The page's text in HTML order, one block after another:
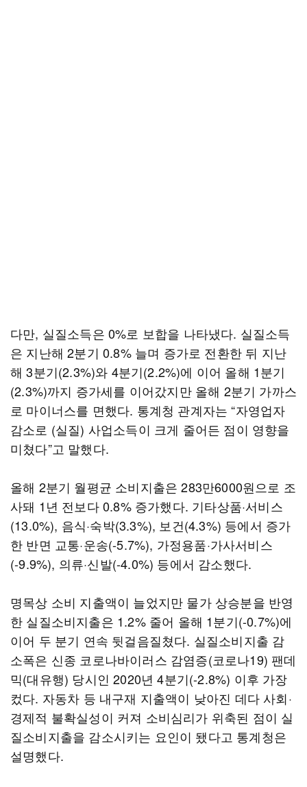
다만, 실질소득은 0%로 보합을 나타냈다. 실질소득
은 지난해 2분기 0.8% 늘며 증가로 전환한 뒤 지난
해 3분기(2.3%)와 4분기(2.2%)에 이어 올해 1분기
(2.3%)까지 증가세를 이어갔지만 올해 2분기 가까스
로 마이너스를 면했다. 통계청 관계자는 “자영업자
감소로 (실질) 사업소득이 크게 줄어든 점이 영향을
미쳤다”고 말했다.
올해 2분기 월평균 소비지출은 283만6000원으로 조
사돼 1년 전보다 0.8% 증가했다. 기타상품·서비스
(13.0%), 음식·숙박(3.3%), 보건(4.3%) 등에서 증가
한 반면 교통·운송(-5.7%), 가정용품·가사서비스
(-9.9%), 의류·신발(-4.0%) 등에서 감소했다.
명목상 소비 지출액이 늘었지만 물가 상승분을 반영
한 실질소비지출은 1.2% 줄어 올해 1분기(-0.7%)에
이어 두 분기 연속 뒷걸음질쳤다. 실질소비지출 감
소폭은 신종 코로나바이러스 감염증(코로나19) 팬데
믹(대유행) 당시인 2020년 4분기(-2.8%) 이후 가장
컸다. 자동차 등 내구재 지출액이 낮아진 데다 사회·
경제적 불확실성이 커져 소비심리가 위축된 점이 실
질소비지출을 감소시키는 요인이 됐다고 통계청은
설명했다.